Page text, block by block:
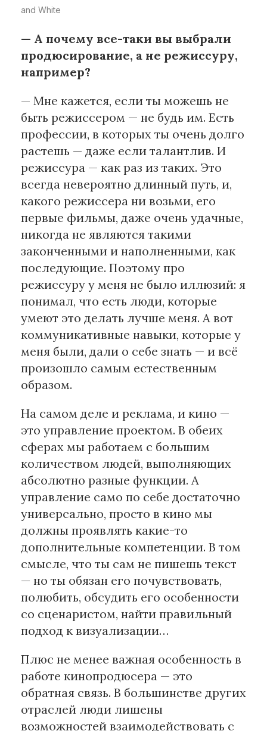
and White
— А почему все-таки вы выбрали
продюсирование, а не режиссуру,
например?
— Мне кажется, если ты можешь не
быть режиссером — не будь им. Есть
профессии, в которых ты очень долго
растешь — даже если талантлив. И
режиссура — как раз из таких. Это
всегда невероятно длинный путь, и,
какого режиссера ни возьми, его
первые фильмы, даже очень удачные,
никогда не являются такими
законченными и наполненными, как
последующие. Поэтому про
режиссуру у меня не было иллюзий: я
понимал, что есть люди, которые
умеют это делать лучше меня. А вот
коммуникативные навыки, которые у
меня были, дали о себе знать — и всё
произошло самым естественным
образом.
На самом деле и реклама, и кино —
это управление проектом. В обеих
сферах мы работаем с большим
количеством людей, выполняющих
абсолютно разные функции. А
управление само по себе достаточно
универсально, просто в кино мы
должны проявлять какие-то
дополнительные компетенции. В том
смысле, что ты сам не пишешь текст
— но ты обязан его почувствовать,
полюбить, обсудить его особенности
со сценаристом, найти правильный
подход к визуализации…
Плюс не менее важная особенность в
работе кинопродюсера — это
обратная связь. В большинстве других
отраслей люди лишены
возможностей взаимодействовать с